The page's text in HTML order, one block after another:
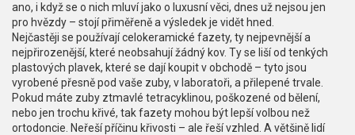
ano, i když se o nich mluví jako o luxusní věci, dnes už nejsou jen
pro hvězdy – stojí přiměřeně a výsledek je vidět hned.
Nejčastěji se používajícelokeramické fazety, ty nejpevnější a
nejpřirozenější, které neobsahují žádný kov. Ty se liší od tenkých
plastových plavek, které se dají koupit v obchodě – tyto jsou
vyrobené přesně pod vaše zuby, v laboratoři, a přilepené trvale.
Pokud máte zuby ztmavlé tetracyklinou, poškozené od bělení,
nebo jen trochu křivé, tak fazety mohou být lepší volbou než
ortodoncie. Neřeší příčinu křivosti – ale řeší vzhled. A většině lidí